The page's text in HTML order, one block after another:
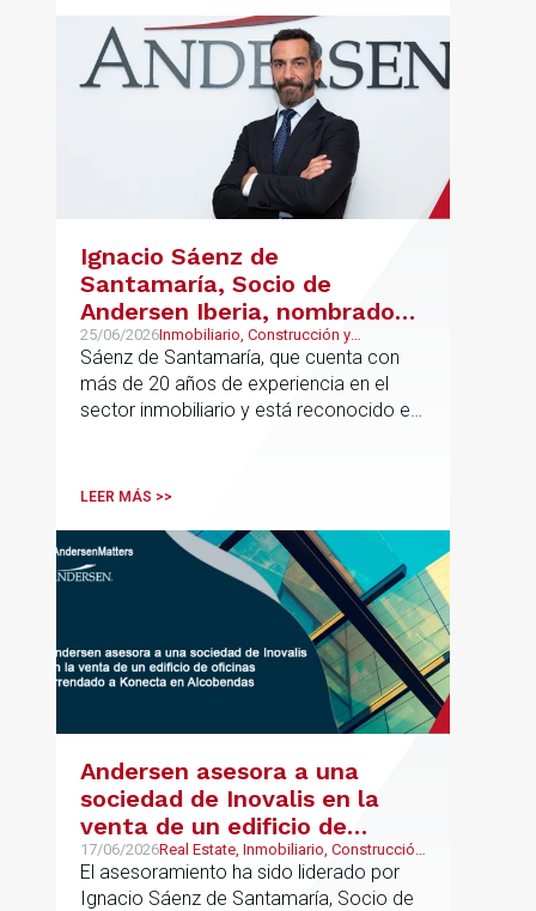
Ignacio Sáenz de
Santamaría, Socio de
Andersen Iberia, nombrado
director europeo de
Inmobiliario de Andersen
25/06/2026Inmobiliario, Construcción y
Urbanismo, Real Estate
Sáenz de Santamaría, que cuenta con
más de 20 años de experiencia en el
sector inmobiliario y está reconocido en
codirigirá el EU Real Estate Industry
UK.
LEER MÁS >>
Andersen asesora a una
sociedad de Inovalis en la
venta de un edificio de
oficinas arrendado a Konecta
en Alcobendas
17/06/2026Real Estate, Inmobiliario, Construcción
y Urbanismo
El asesoramiento ha sido liderado por
Ignacio Sáenz de Santamaría, Socio de